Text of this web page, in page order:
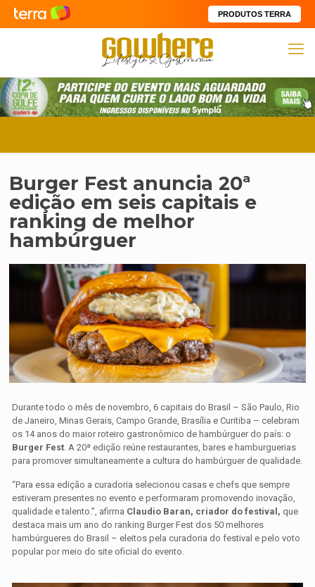
PRODUTOS TERRA
Burger Fest anuncia 20ª
edição em seis capitais e
ranking de melhor
hambúrguer
Durante todo o mês de novembro, 6 capitais do Brasil – São Paulo, Rio
de Janeiro, Minas Gerais, Campo Grande, Brasília e Curitiba – celebram
os 14 anos do maior roteiro gastronômico de hambúrguer do país: o
Burger Fest. A 20ª edição reúne restaurantes, bares e hamburguerias
para promover simultaneamente a cultura do hambúrguer de qualidade.
“Para essa edição a curadoria selecionou casas e chefs que sempre
estiveram presentes no evento e performaram promovendo inovação,
qualidade e talento.”, afirma Claudio Baran, criador do festival, que
destaca mais um ano do ranking Burger Fest dos 50 melhores
hambúrgueres do Brasil – eleitos pela curadoria do festival e pelo voto
popular por meio do site oficial do evento.